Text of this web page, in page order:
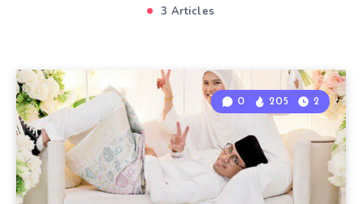
3 Articles
0 205 2